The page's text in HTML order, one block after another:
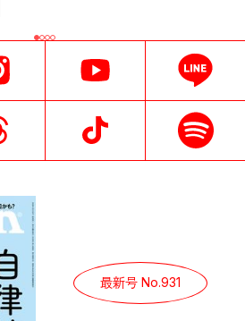
最新号 No.931